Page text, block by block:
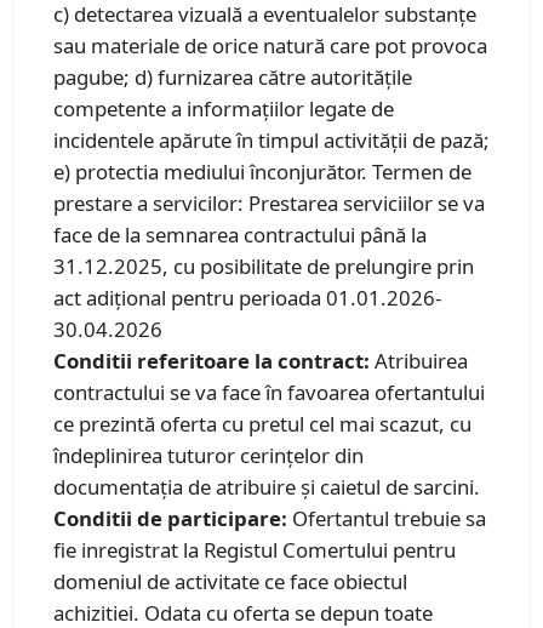
c) detectarea vizuală a eventualelor substanţe
sau materiale de orice natură care pot provoca
pagube; d) furnizarea către autoritățile
competente a informaţiilor legate de
incidentele apărute în timpul activității de pază;
e) protectia mediului înconjurător. Termen de
prestare a servicilor: Prestarea serviciilor se va
face de la semnarea contractului până la
31.12.2025, cu posibilitate de prelungire prin
act adițional pentru perioada 01.01.2026-
30.04.2026
Conditii referitoare la contract: Atribuirea
contractului se va face în favoarea ofertantului
ce prezintă oferta cu pretul cel mai scazut, cu
îndeplinirea tuturor cerințelor din
documentația de atribuire și caietul de sarcini.
Conditii de participare: Ofertantul trebuie sa
fie inregistrat la Registul Comertului pentru
domeniul de activitate ce face obiectul
achizitiei. Odata cu oferta se depun toate